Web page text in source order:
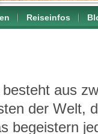
Reiseinfos
aus
der Welt,
begeistern